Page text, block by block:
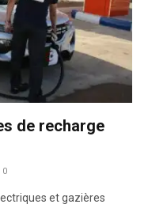
de recharge
0
et gazières